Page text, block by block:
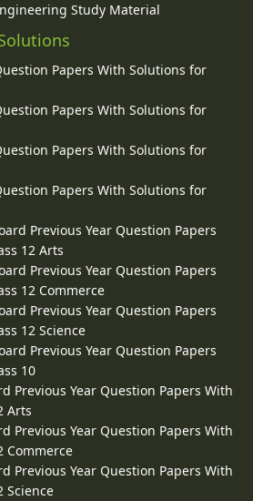
Study Material
Papers With Solutions for
Papers With Solutions for
Papers With Solutions for
Papers With Solutions for
Previous Year Question Papers
12 Arts
Previous Year Question Papers
12 Commerce
Previous Year Question Papers
12 Science
Previous Year Question Papers
10
Previous Year Question Papers With
Arts
Previous Year Question Papers With
Commerce
Previous Year Question Papers With
Science